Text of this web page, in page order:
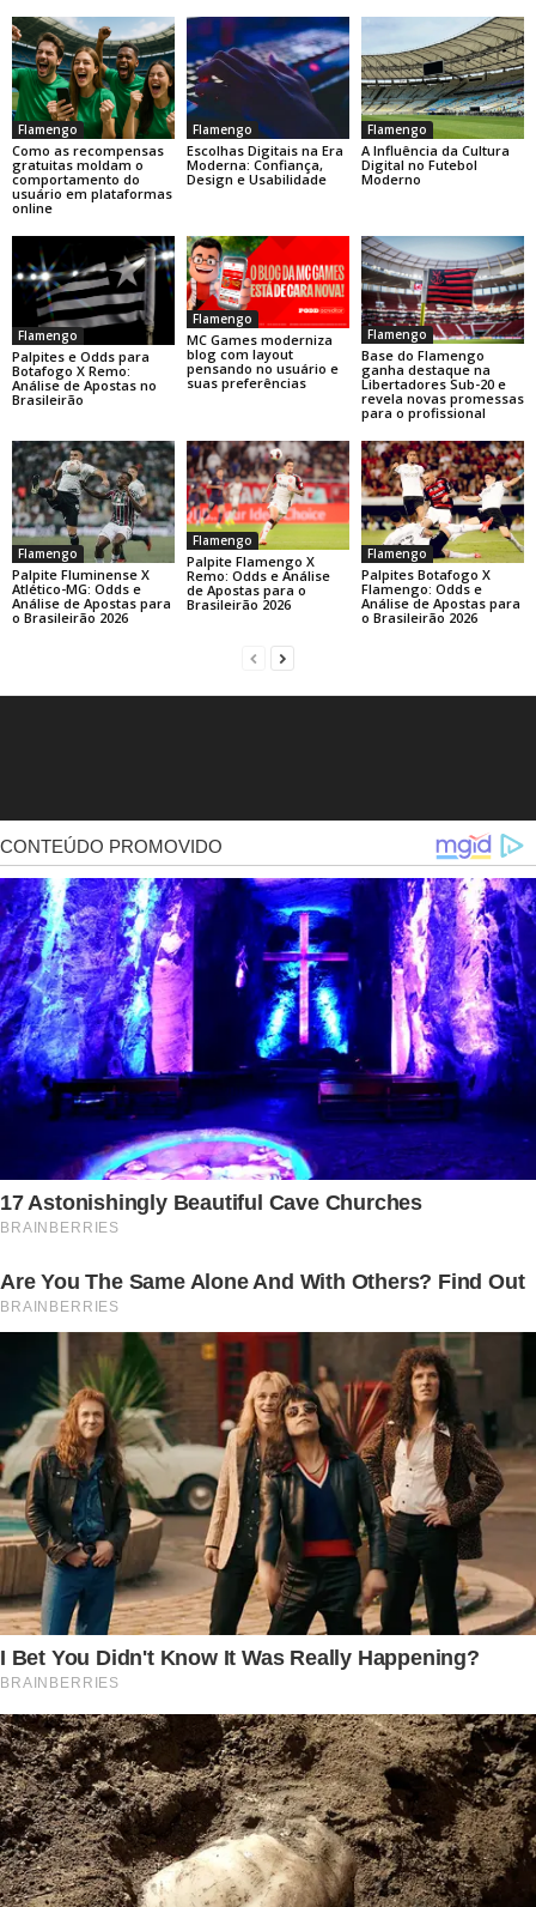
Flamengo
Como as recompensas
gratuitas moldam o
comportamento do
usuário em plataformas
online
Flamengo
Escolhas Digitais na Era
Moderna: Confiança,
Design e Usabilidade
Flamengo
A Influência da Cultura
Digital no Futebol
Moderno
Flamengo
Palpites e Odds para
Botafogo X Remo:
Análise de Apostas no
Brasileirão
Flamengo
MC Games moderniza
blog com layout
pensando no usuário e
suas preferências
Flamengo
Base do Flamengo
ganha destaque na
Libertadores Sub-20 e
revela novas promessas
para o profissional
Flamengo
Palpite Fluminense X
Atlético-MG: Odds e
Análise de Apostas para
o Brasileirão 2026
Flamengo
Palpite Flamengo X
Remo: Odds e Análise
de Apostas para o
Brasileirão 2026
Flamengo
Palpites Botafogo X
Flamengo: Odds e
Análise de Apostas para
o Brasileirão 2026